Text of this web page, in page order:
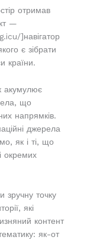
отримав
—
]навігатор
є зібрати
країни.
акумулює
що
напрямків.
джерела
як і ті, що
окремих
зручну точку
які
контент
як-от